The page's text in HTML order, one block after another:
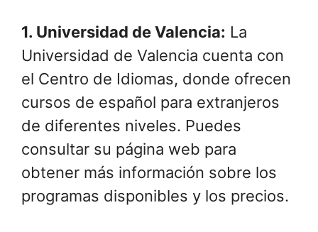
1. Universidad de Valencia: La
Universidad de Valencia cuenta con
el Centro de Idiomas, donde ofrecen
cursos de español para extranjeros
de diferentes niveles. Puedes
consultar su página web para
obtener más información sobre los
programas disponibles y los precios.